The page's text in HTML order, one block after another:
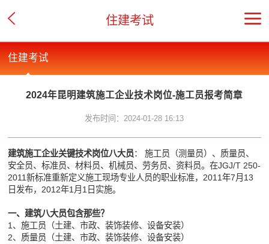
住建考试
住建考试
2024年昆明建筑施工企业技术岗位-施工员报考简章
发布时间：2024-01-28 16:13
建筑施工企业关键技术岗位八大员： 施工员（测量员）、质量员、
安全员、标准员、材料员、机械员、劳务员、资料员。在JGJ/T 250-
2011新标准重新定义施工现场专业人员的职业标准，2011年7月13
日发布，2012年1月1日实施。
一、建筑八大员包含那些？
1、施工员（土建、市政、装饰装修、设备安装）
2、质量员（土建、市政、装饰装修、设备安装）